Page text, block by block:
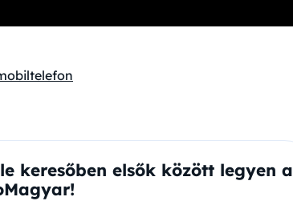
keresőben elsők között legyen a